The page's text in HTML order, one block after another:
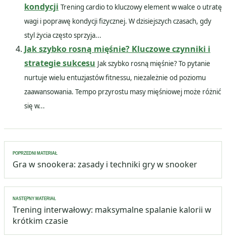
kondycji Trening cardio to kluczowy element w walce o utratę
wagi i poprawę kondycji fizycznej. W dzisiejszych czasach, gdy
styl życia często sprzyja...
Jak szybko rosną mięśnie? Kluczowe czynniki i
strategie sukcesu Jak szybko rosną mięśnie? To pytanie
nurtuje wielu entuzjastów fitnessu, niezależnie od poziomu
zaawansowania. Tempo przyrostu masy mięśniowej może różnić
się w...
Nawigacja
wpisu
POPRZEDNI MATERIAŁ
Gra w snookera: zasady i techniki gry w snooker
NASTĘPNY MATERIAŁ
Trening interwałowy: maksymalne spalanie kalorii w
krótkim czasie